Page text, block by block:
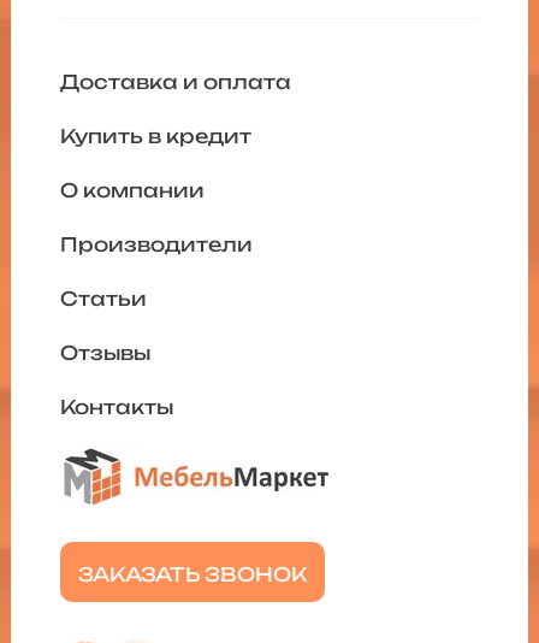
ЗАКАЗАТЬ ЗВОНОК
Доставка и оплата
Купить в кредит
О компании
Производители
Статьи
Отзывы
Контакты